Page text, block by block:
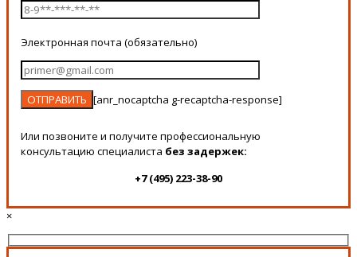
Электронная почта (обязательно)
[anr_nocaptcha g-recaptcha-response]
Или позвоните и получите профессиональную
консультацию специалиста без задержек:
+7 (495) 223-38-90
×